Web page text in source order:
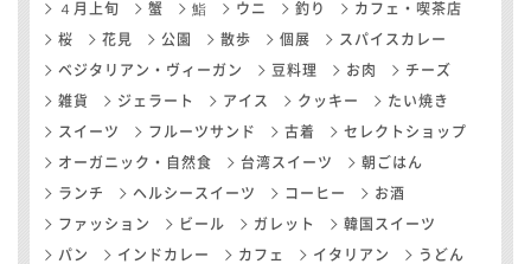
４月上旬 蟹 鮨 ウニ 釣り カフェ・喫茶店
桜 花見 公園 散歩 個展 スパイスカレー
ベジタリアン・ヴィーガン 豆料理 お肉 チーズ
雑貨 ジェラート アイス クッキー たい焼き
スイーツ フルーツサンド 古着 セレクトショップ
オーガニック・自然食 台湾スイーツ 朝ごはん
ランチ ヘルシースイーツ コーヒー お酒
ファッション ビール ガレット 韓国スイーツ
パン インドカレー カフェ イタリアン うどん